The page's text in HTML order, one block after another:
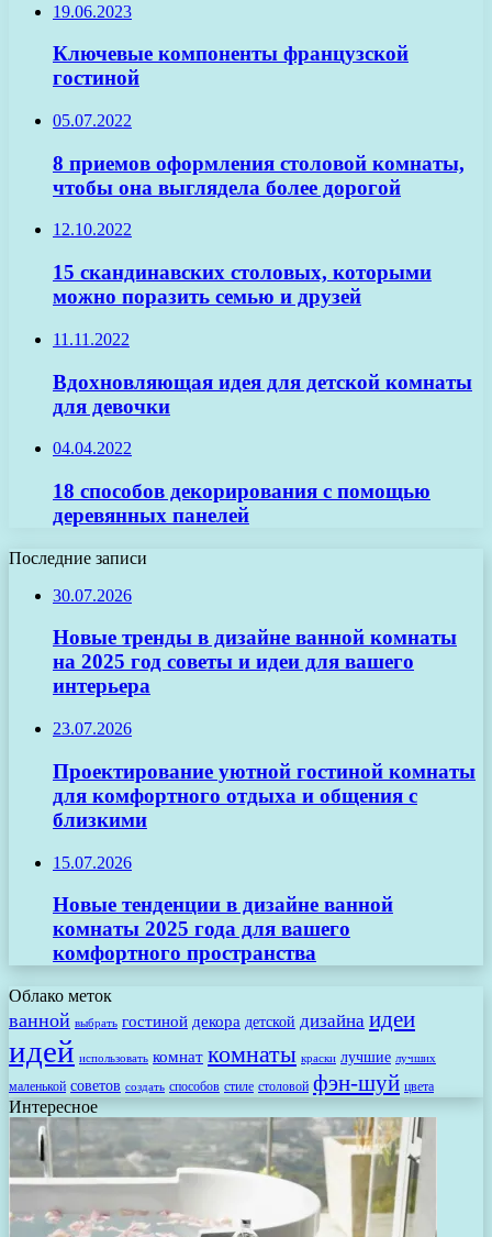
19.06.2023
Ключевые компоненты французской
гостиной
05.07.2022
8 приемов оформления столовой комнаты,
чтобы она выглядела более дорогой
12.10.2022
15 скандинавских столовых, которыми
можно поразить семью и друзей
11.11.2022
Вдохновляющая идея для детской комнаты
для девочки
04.04.2022
18 способов декорирования с помощью
деревянных панелей
Последние записи
30.07.2026
Новые тренды в дизайне ванной комнаты
на 2025 год советы и идеи для вашего
интерьера
23.07.2026
Проектирование уютной гостиной комнаты
для комфортного отдыха и общения с
близкими
15.07.2026
Новые тенденции в дизайне ванной
комнаты 2025 года для вашего
комфортного пространства
Облако меток
ванной выбрать гостиной декора детской дизайна идеи
идей использовать комнат комнаты краски лучшие лучших
маленькой советов создать способов стиле столовой фэн-шуй цвета
Интересное